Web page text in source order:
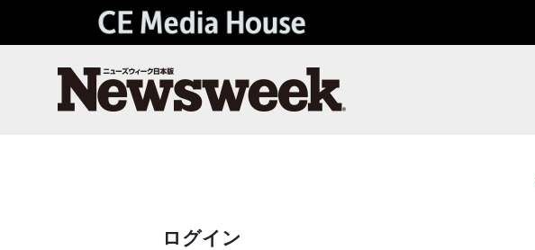
ログイン